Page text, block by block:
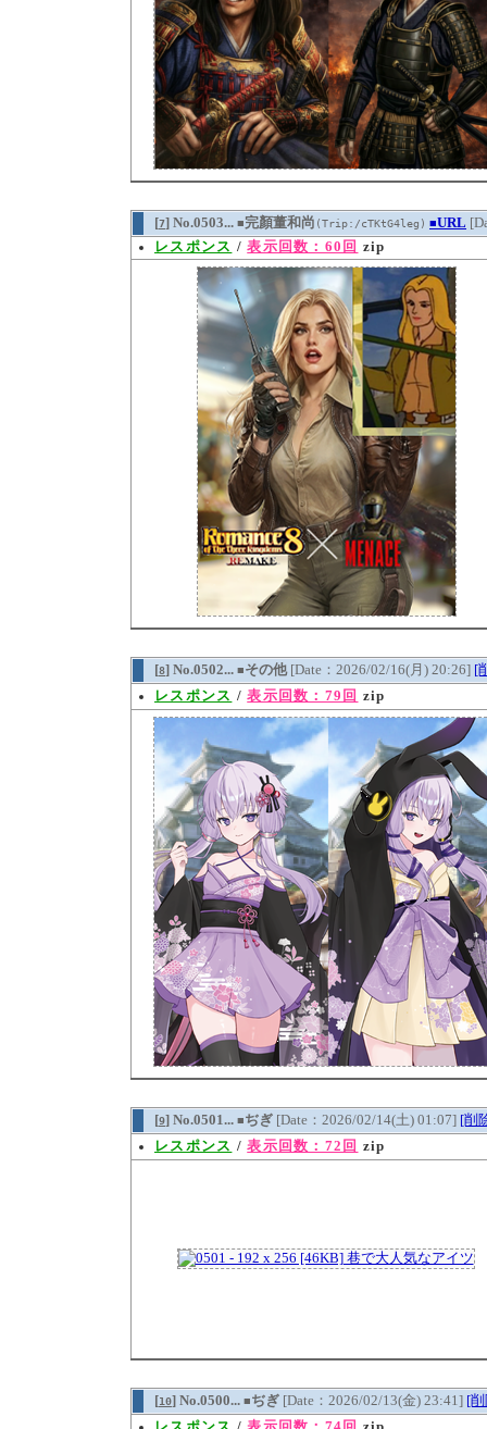
[7] No.0503... ■完顏董和尚 (Trip:/cTKtG4leg) ■URL
レスポンス /表示回数：60回 zip
[8] No.0502... ■その他 [Date：2026/02/16(月) 20:26] [
レスポンス /表示回数：79回 zip
[9] No.0501... ■ぢぎ [Date：2026/02/14(土) 01:07] [削
レスポンス /表示回数：72回 zip
[10] No.0500... ■ぢぎ [Date：2026/02/13(金) 23:41] [